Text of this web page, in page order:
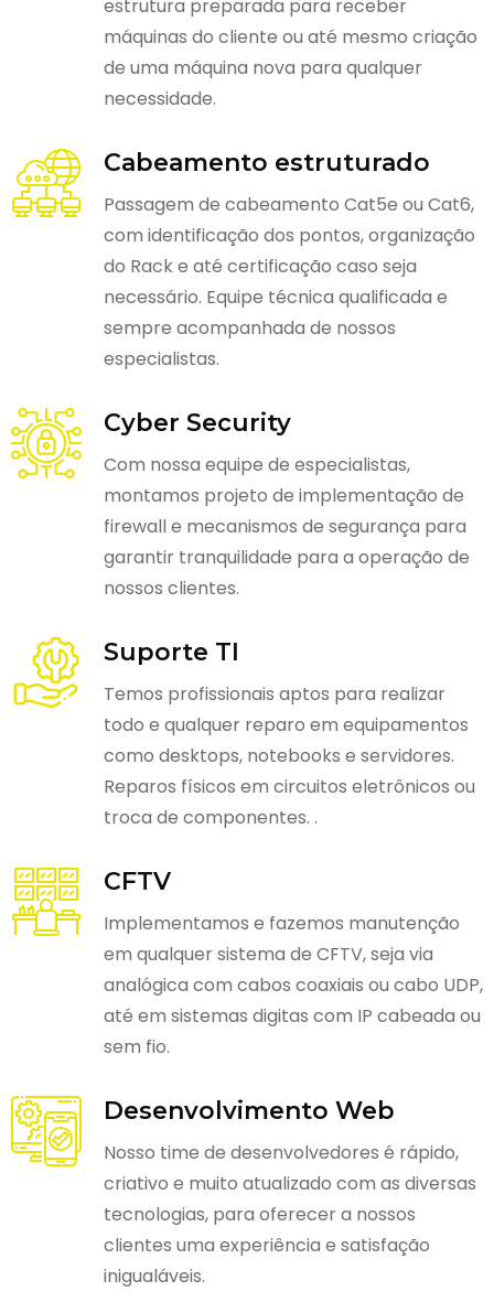
estrutura preparada para receber
máquinas do cliente ou até mesmo criação
de uma máquina nova para qualquer
necessidade.
Cabeamento estruturado
Passagem de cabeamento Cat5e ou Cat6,
com identificação dos pontos, organização
do Rack e até certificação caso seja
necessário. Equipe técnica qualificada e
sempre acompanhada de nossos
especialistas.
Cyber Security
Com nossa equipe de especialistas,
montamos projeto de implementação de
firewall e mecanismos de segurança para
garantir tranquilidade para a operação de
nossos clientes.
Suporte TI
Temos profissionais aptos para realizar
todo e qualquer reparo em equipamentos
como desktops, notebooks e servidores.
Reparos físicos em circuitos eletrônicos ou
troca de componentes. .
CFTV
Implementamos e fazemos manutenção
em qualquer sistema de CFTV, seja via
analógica com cabos coaxiais ou cabo UDP,
até em sistemas digitas com IP cabeada ou
sem fio.
Desenvolvimento Web
Nosso time de desenvolvedores é rápido,
criativo e muito atualizado com as diversas
tecnologias, para oferecer a nossos
clientes uma experiência e satisfação
inigualáveis.